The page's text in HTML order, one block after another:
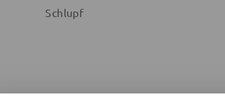
Schlupf